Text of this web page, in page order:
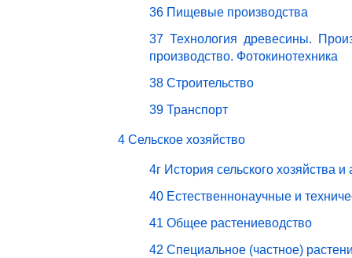
36 Пищевые производства
37 Технология древесины.
производство. Фотокинотехника
38 Строительство
39 Транспорт
4 Сельское хозяйство
4г История сельского хозяйства
40 Естественнонаучные и
41 Общее растениеводство
42 Специальное (частное)